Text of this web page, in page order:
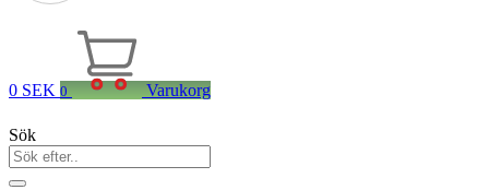
0 SEK 0 Varukorg
Sök